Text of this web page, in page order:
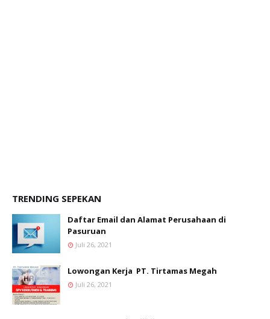
TRENDING SEPEKAN
Daftar Email dan Alamat Perusahaan di
Pasuruan
Juli 26, 2021
Lowongan Kerja PT. Tirtamas Megah
Juli 26, 2021